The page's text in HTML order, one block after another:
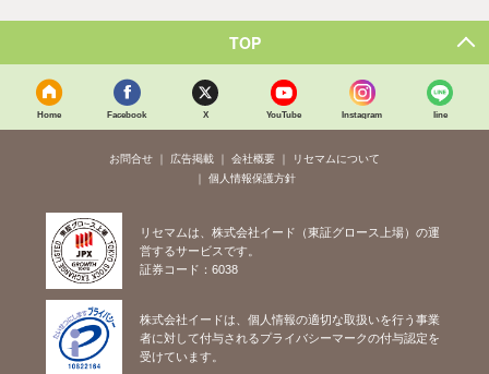
TOP
Home Facebook X YouTube Instagram line
お問合せ 広告掲載 会社概要
リセマムについて
個人情報保護方針
リセマムは、株式会社イード（東証グロース上場）の運
営するサービスです。
証券コード：6038
株式会社イードは、個人情報の適切な取扱いを行う事業
者に対して付与されるプライバシーマークの付与認定を
受けています。